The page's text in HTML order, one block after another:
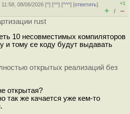
11:58, 08/06/2026 [^] [^^] [^^^] [ответить]
+1
+ / –
rust
10 несовместимых компиляторов
и тому єе коду будут выдавать
открытых реализаций без
открытая?
так же качается уже кем-то